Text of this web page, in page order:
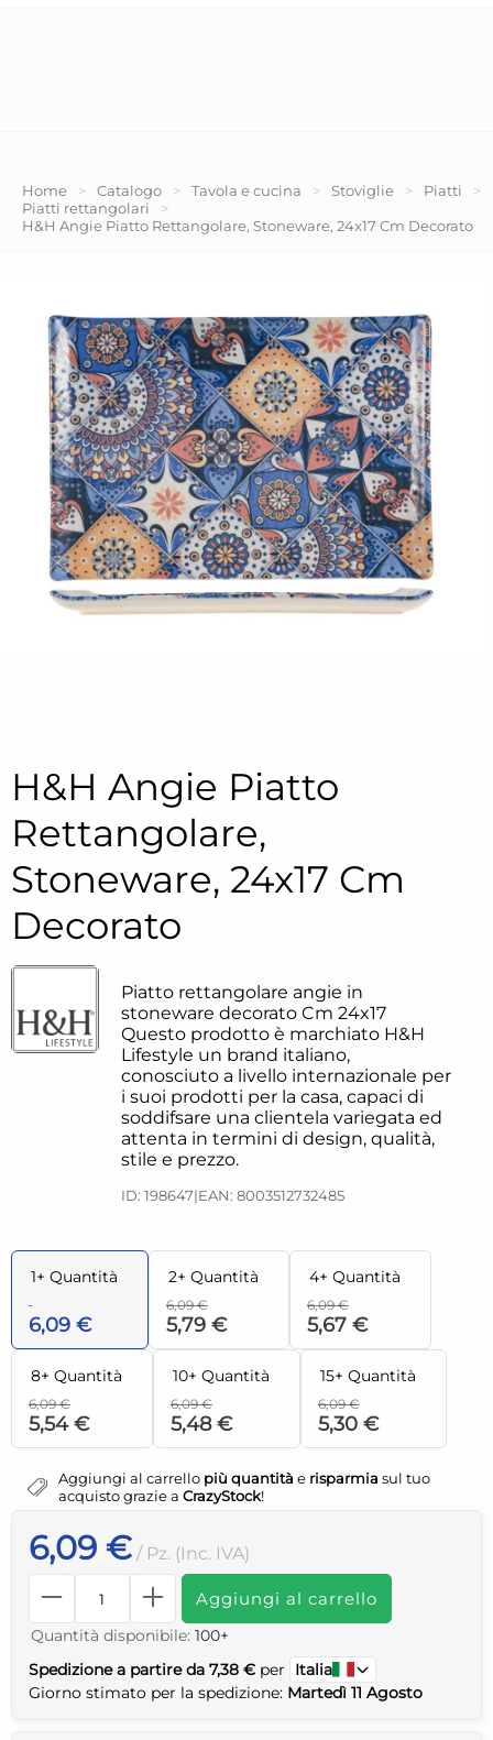
Home > Catalogo > Tavola e cucina > Stoviglie > Piatti
>
Piatti rettangolari
>
H&H Angie Piatto Rettangolare, Stoneware, 24x17 Cm Decorato
H&H Angie Piatto
Rettangolare,
Stoneware, 24x17 Cm
Decorato
Piatto rettangolare angie in
stoneware decorato Cm 24x17
Questo prodotto è marchiato H&H
Lifestyle un brand italiano,
conosciuto a livello internazionale per
i suoi prodotti per la casa, capaci di
soddifsare una clientela variegata ed
attenta in termini di design, qualità,
stile e prezzo.
ID: 198647|EAN: 8003512732485
1+ Quantità
6,09 €
2+ Quantità
6,09 €
5,79 €
4+ Quantità
6,09 €
5,67 €
8+ Quantità
6,09 €
5,54 €
10+ Quantità
6,09 €
5,48 €
15+ Quantità
6,09 €
5,30 €
Aggiungi al carrello più quantità e risparmia sul tuo
acquisto grazie a CrazyStock!
6,09 € / Pz. (Inc. IVA)
Aggiungi al carrello
Quantità disponibile: 100+
Spedizione a partire da 7,38 € per
Italia
Giorno stimato per la spedizione: Martedì 11 Agosto